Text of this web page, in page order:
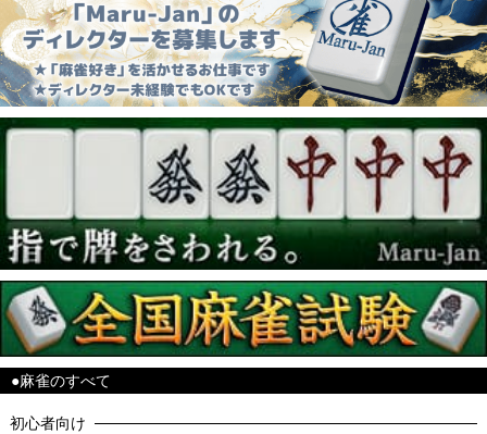
●麻雀のすべて
初心者向け